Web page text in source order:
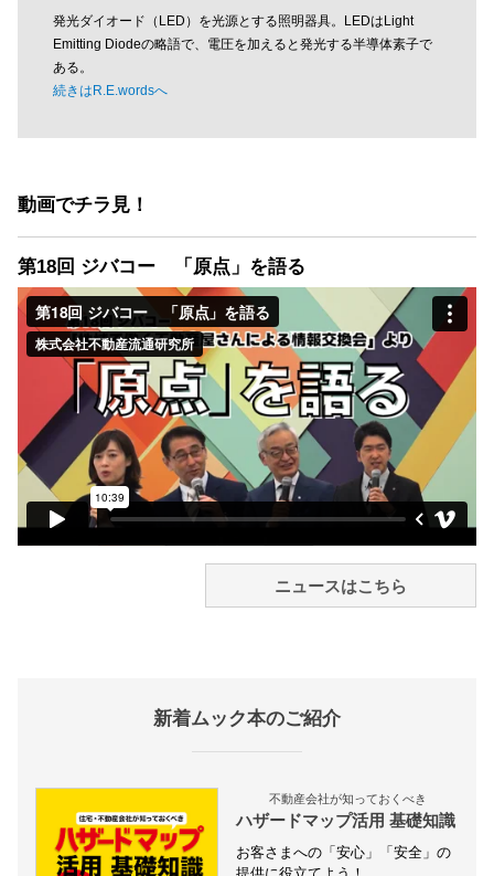
発光ダイオード（LED）を光源とする照明器具。LEDはLight
Emitting Diodeの略語で、電圧を加えると発光する半導体素子で
ある。
続きはR.E.wordsへ
動画でチラ見！
第18回 ジバコー 「原点」を語る
ニュースはこちら
新着ムック本のご紹介
不動産会社が知っておくべき
ハザードマップ活用 基礎知識
お客さまへの「安心」「安全」の